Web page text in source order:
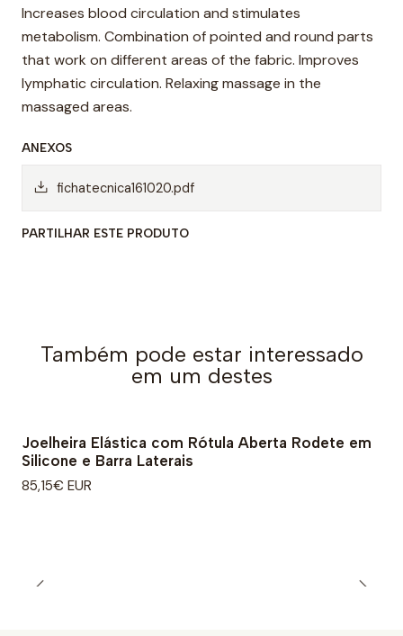
Increases blood circulation and stimulates
metabolism. Combination of pointed and round parts
that work on different areas of the fabric. Improves
lymphatic circulation. Relaxing massage in the
massaged areas.
ANEXOS
fichatecnica161020.pdf
PARTILHAR ESTE PRODUTO
Também pode estar interessado
em um destes
Joelheira Elástica com Rótula Aberta Rodete em
Silicone e Barra Laterais
85,15€ EUR